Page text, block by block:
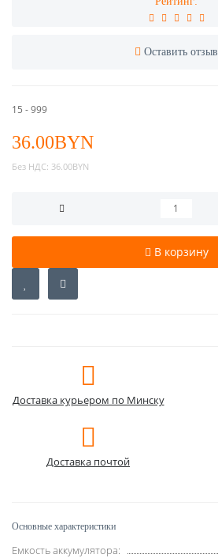
Оставить отзыв
15 - 999
36.00BYN
Без НДС: 36.00BYN
В корзину
Доставка курьером по Минску
Доставка почтой
Основные характеристики
Емкость аккумулятора: